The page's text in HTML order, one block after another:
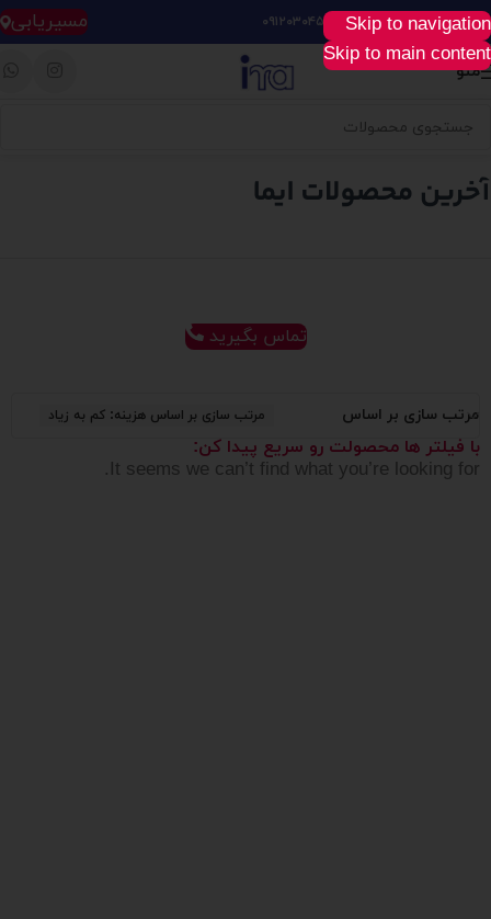
Skip to navigation
Skip to main content
خرید آسان، سریع و راحت : ۰۹۱۲۰۳۰۴۵۲۸ مسیریابی
منو
تماس بگیرید
مرتب سازی بر اساس مرتب سازی بر اساس هزینه: کم به زیاد
با فیلتر ها محصولت رو سریع پیدا کن:
It seems we can’t find what you’re looking for.